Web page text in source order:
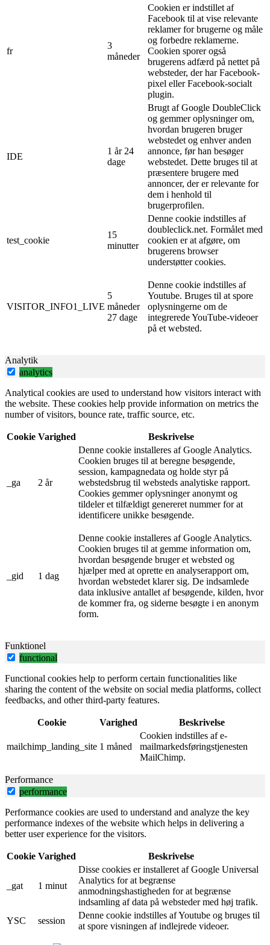
fr
3
måneder
Cookien er indstillet af
Facebook til at vise relevante
reklamer for brugerne og måle
og forbedre reklamerne.
Cookien sporer også
brugerens adfærd på nettet på
websteder, der har Facebook-
pixel eller Facebook-socialt
plugin.
IDE
1 år 24
dage
Brugt af Google DoubleClick
og gemmer oplysninger om,
hvordan brugeren bruger
webstedet og enhver anden
annonce, før han besøger
webstedet. Dette bruges til at
præsentere brugere med
annoncer, der er relevante for
dem i henhold til
brugerprofilen.
test_cookie
15
minutter
Denne cookie indstilles af
doubleclick.net. Formålet med
cookien er at afgøre, om
brugerens browser
understøtter cookies.
VISITOR_INFO1_LIVE
5
måneder
27 dage
Denne cookie indstilles af
Youtube. Bruges til at spore
oplysningerne om de
integrerede YouTube-videoer
på et websted.
Analytik
analytics
Analytical cookies are used to understand how visitors interact with
the website. These cookies help provide information on metrics the
number of visitors, bounce rate, traffic source, etc.
Cookie Varighed Beskrivelse
_ga 2 år
Denne cookie installeres af Google Analytics.
Cookien bruges til at beregne besøgende,
session, kampagnedata og holde styr på
webstedsbrug til websteds analytiske rapport.
Cookies gemmer oplysninger anonymt og
tildeler et tilfældigt genereret nummer for at
identificere unikke besøgende.
_gid 1 dag
Denne cookie installeres af Google Analytics.
Cookien bruges til at gemme information om,
hvordan besøgende bruger et websted og
hjælper med at oprette en analyserapport om,
hvordan webstedet klarer sig. De indsamlede
data inklusive antallet af besøgende, kilden, hvor
de kommer fra, og siderne besøgte i en anonym
form.
Funktionel
functional
Functional cookies help to perform certain functionalities like
sharing the content of the website on social media platforms, collect
feedbacks, and other third-party features.
Cookie Varighed Beskrivelse
mailchimp_landing_site 1 måned
Cookien indstilles af e-
mailmarkedsføringstjenesten
MailChimp.
Performance
performance
Performance cookies are used to understand and analyze the key
performance indexes of the website which helps in delivering a
better user experience for the visitors.
Cookie Varighed Beskrivelse
_gat 1 minut
Disse cookies er installeret af Google Universal
Analytics for at begrænse
anmodningshastigheden for at begrænse
indsamling af data på websteder med høj trafik.
YSC
session
Denne cookie indstilles af Youtube og bruges til
at spore visningen af ​​indlejrede videoer.